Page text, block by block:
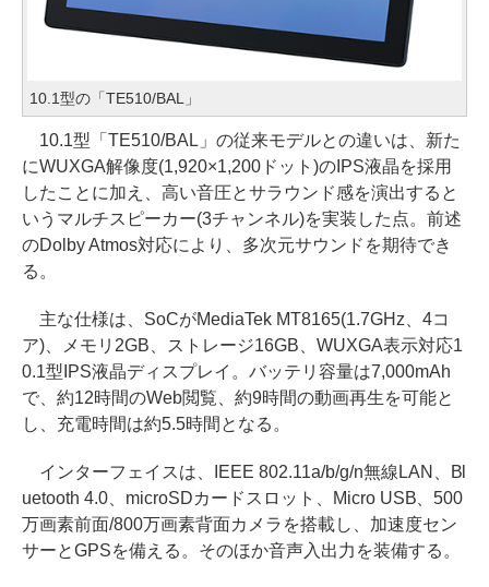
10.1型の「TE510/BAL」
10.1型「TE510/BAL」の従来モデルとの違いは、新た
にWUXGA解像度(1,920×1,200ドット)のIPS液晶を採用
したことに加え、高い音圧とサラウンド感を演出すると
いうマルチスピーカー(3チャンネル)を実装した点。前述
のDolby Atmos対応により、多次元サウンドを期待でき
る。
主な仕様は、SoCがMediaTek MT8165(1.7GHz、4コ
ア)、メモリ2GB、ストレージ16GB、WUXGA表示対応1
0.1型IPS液晶ディスプレイ。バッテリ容量は7,000mAh
で、約12時間のWeb閲覧、約9時間の動画再生を可能と
し、充電時間は約5.5時間となる。
インターフェイスは、IEEE 802.11a/b/g/n無線LAN、Bl
uetooth 4.0、microSDカードスロット、Micro USB、500
万画素前面/800万画素背面カメラを搭載し、加速度セン
サーとGPSを備える。そのほか音声入出力を装備する。